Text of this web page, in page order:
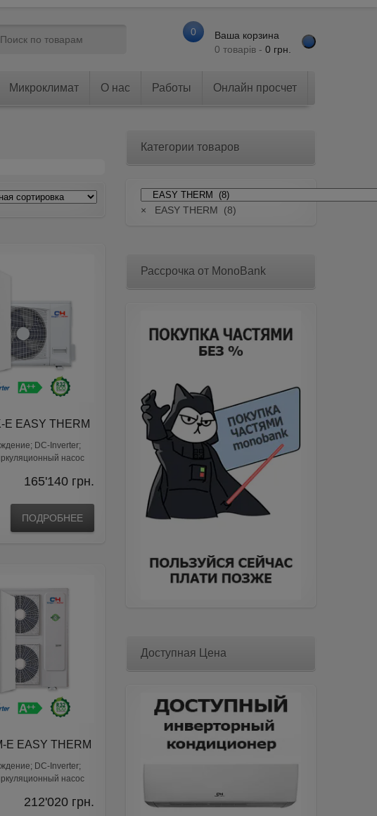
0
Ваша корзина
0 товарів - 0 грн.
Микроклимат О нас Работы Онлайн просчет
E EASY THERM
DС-Inverter;
насос
165'140 грн.
ПОДРОБНЕЕ
E EASY THERM
DС-Inverter;
насос
212'020 грн.
Категории товаров
× EASY THERM (8)
Рассрочка от MonoBank
Доступная Цена